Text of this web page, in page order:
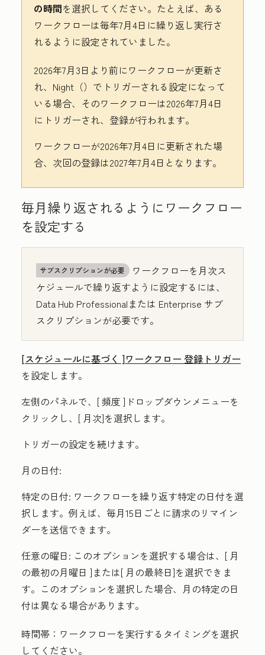
の時間を選択してください。たとえば、ある
ワークフローは毎年7月4日に繰り返し実行さ
れるように設定されていました。
2026年7月3日より前にワークフローが更新さ
れ、 Night（）でトリガーされる設定になって
いる場合、そのワークフローは2026年7月4日
にトリガーされ、登録が行われます。
ワークフローが2026年7月4日に更新された場
合、次回の登録は2027年7月4日となります。
毎月繰り返されるようにワークフロー
を設定する
サブスクリプションが必要
ワークフローを月次ス
ケジュールで繰り返すように設定するには、
Data Hub Professional または Enterprise サブ
スクリプションが必要です。
[スケジュールに基づく ]ワークフロー 登録トリガー
を設定します。
左側のパネルで、[頻度 ]ドロップダウンメニューを
クリックし、[ 月次]を選択します。
トリガーの設定を続けます。
月の日付:
特定の日付: ワークフローを繰り返す特定の日付を選
択します。例えば、毎月15日ごとに請求のリマイン
ダーを送信できます。
任意の曜日: このオプションを選択する場合は、[ 月
の最初の月曜日 ]または[ 月の最終日]を選択できま
す。このオプションを選択した場合、月の特定の日
付は異なる場合があります。
時間帯： ワークフローを実行するタイミングを選択
してください。